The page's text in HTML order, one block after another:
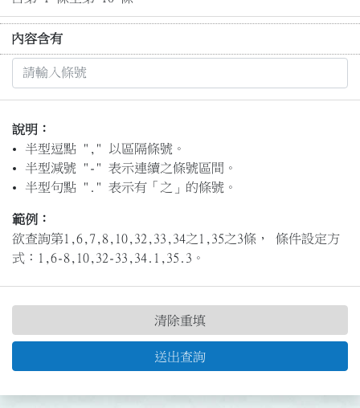
內容含有
說明：
半型逗點 "," 以區隔條號。
半型減號 "-" 表示連續之條號區間。
半型句點 "." 表示有「之」的條號。
範例：
欲查詢第1,6,7,8,10,32,33,34之1,35之3條， 條件設定方
式：1,6-8,10,32-33,34.1,35.3。
送出查詢
清除重填